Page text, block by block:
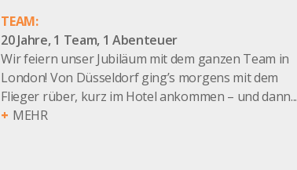
TEAM:
20 Jahre, 1 Team, 1 Abenteuer
Wir feiern unser Jubiläum mit dem ganzen Team in
London! Von Düsseldorf ging’s morgens mit dem
Flieger rüber, kurz im Hotel ankommen – und dann...
MEHR